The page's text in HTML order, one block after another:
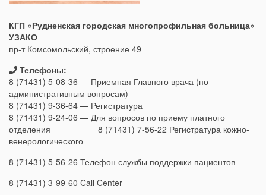
КГП «Рудненская городская многопрофильная больница»
УЗАКО
пр-т Комсомольский, строение 49
Телефоны:
8 (71431) 5-08-36 — Приемная Главного врача (по
административным вопросам)
8 (71431) 9-36-64 — Регистратура
8 (71431) 9-24-06 — Для вопросов по приему платного
отделения 8 (71431) 7-56-22 Регистратура кожно-
венерологического
8 (71431) 5-56-26 Телефон службы поддержки пациентов
8 (71431) 3-99-60 Call Center